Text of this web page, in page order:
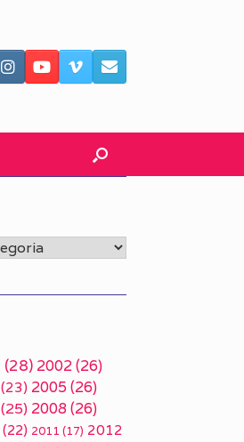
(28) 2002(26)
(23) 2005 (26)
(25) 2008(26)
(22) 2011 (17) 2012